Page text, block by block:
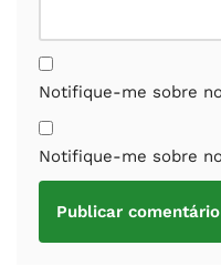
Notifique-me sobre
Notifique-me sobre